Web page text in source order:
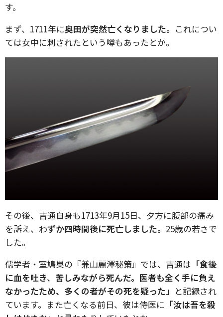
す。
まず、1711年に奥田が突然亡くなりました。 これについ
ては女中に刺されたという噂もあったとか。
その後、吉通自身も1713年9月15日、夕方に腹部の痛み
を訴え、わずか四時間後に死亡しました。 25歳の若さで
した。
儒学者・室鳩巣の『兼山麗澤秘策』では、吉通は 「食後
に血を吐き、苦しみながら死んだ。医者も全く手に負え
なかったため、多くの者がその死を疑った」 と記録され
ています。また亡くなる前日、彼は侍医に 「汝は吾を殺